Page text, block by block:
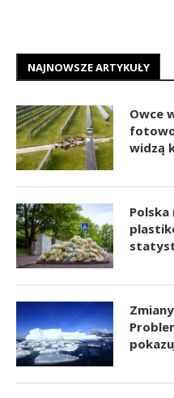
NAJNOWSZE ARTYKUŁY
Owce
widzą
Polska